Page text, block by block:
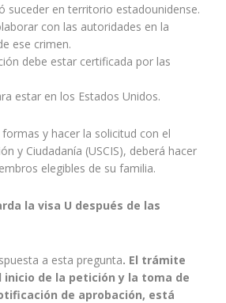
suceder en territorio estadounidense.
con las autoridades en la
ese crimen.
debe estar certificada por las
estar en los Estados Unidos.
y hacer la solicitud con el
y Ciudadanía (USCIS), deberá hacer
elegibles de su familia.
la visa U después de las
a esta pregunta. El trámite
inicio de la petición y la toma de
de aprobación, está